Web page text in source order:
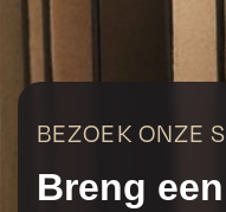
BEZOEK ONZE
Breng